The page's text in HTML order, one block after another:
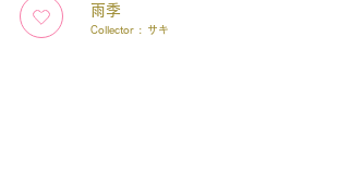
雨季
Collector : サキ